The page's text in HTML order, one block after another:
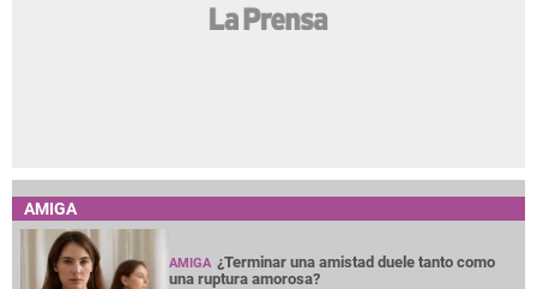
AMIGA
AMIGA ¿Terminar una amistad duele tanto como
una ruptura amorosa?